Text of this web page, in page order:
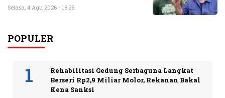
Selasa, 4 Agu 2026 - 18:26
POPULER
Rehabilitasi Gedung Serbaguna Langkat
Berseri Rp2,9 Miliar Molor, Rekanan Bakal
Kena Sanksi